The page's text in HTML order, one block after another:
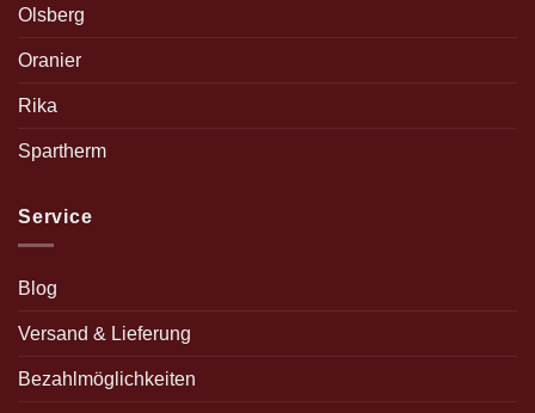
Olsberg
Oranier
Rika
Spartherm
Service
Blog
Versand & Lieferung
Bezahlmöglichkeiten